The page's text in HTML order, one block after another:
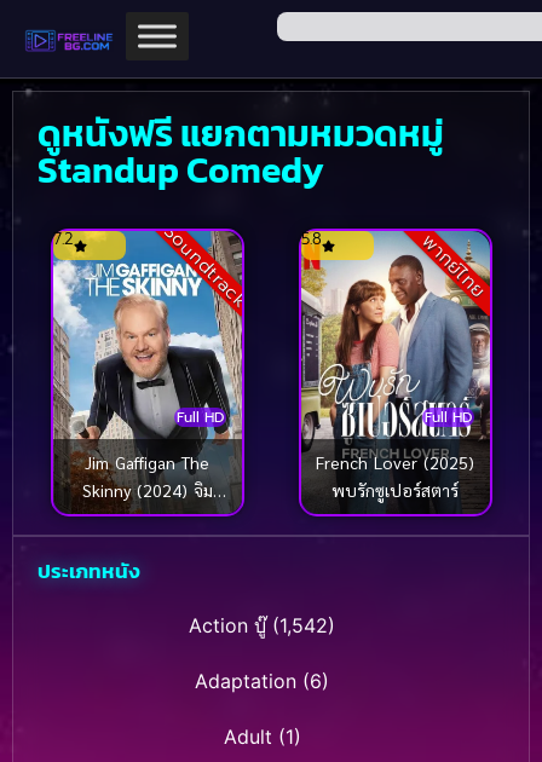
ดูหนังฟรี แยกตามหมวดหมู่
Standup Comedy
Soundtrack
Full HD
7.2
Jim Gaffigan The
Skinny (2024) จิม
แกฟฟิแกน: เดอะ สกินนี่
พากย์ไทย
Full HD
5.8
French Lover (2025)
พบรักซูเปอร์สตาร์
ประเภทหนัง
Action บู๊(1,542)
Adaptation (6)
Adult (1)